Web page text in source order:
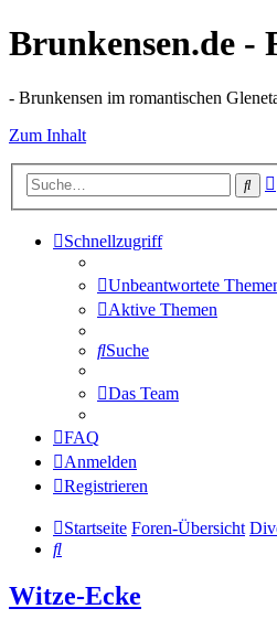
Brunkensen.de -
- Brunkensen im romantischen
Zum Inhalt
Schnellzugriff
Unbeantwortete
Aktive Themen
Suche
Das Team
FAQ
Anmelden
Registrieren
Startseite Foren-Übersicht
Suche
Witze-Ecke